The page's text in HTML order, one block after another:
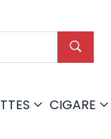
CIGARE